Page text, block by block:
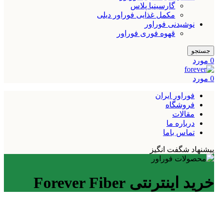
گارسینیا پلاس
مکمل غذایی فوراور دیلی
نوشیدنی فوراور
قهوه فوری فوراور
جستجو
0 مورد
0 مورد
فوراور ایران
فروشگاه
مقالات
درباره ما
تماس باما
پیشنهاد شگفت انگیز
خرید اینترنتی Forever Fiber